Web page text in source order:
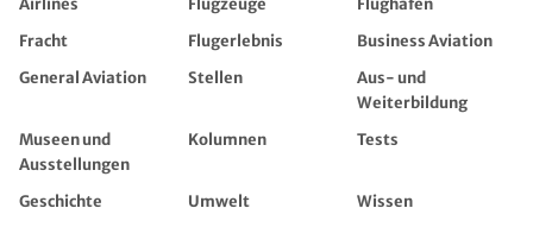
Airlines Flugzeuge
Flughäfen
Fracht
Flugerlebnis
Business Aviation
General Aviation
Stellen
Aus- und
Weiterbildung
Museen und
Ausstellungen
Kolumnen Tests
Geschichte Umwelt
Wissen